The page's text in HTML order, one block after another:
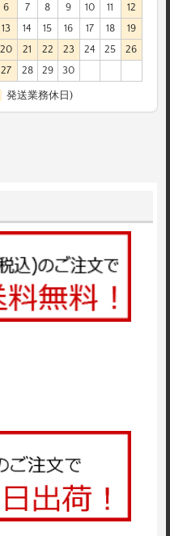
6
7 8 9 10 11
12
13
14 15 16 17 18
19
20
21 22 23 24 25
26
27
28 29 30
発送業務休日)